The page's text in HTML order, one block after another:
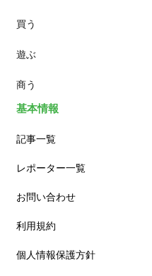
ランチ
カフェ
買う
遊ぶ
商う
基本情報
記事一覧
レポーター一覧
お問い合わせ
利用規約
個人情報保護方針